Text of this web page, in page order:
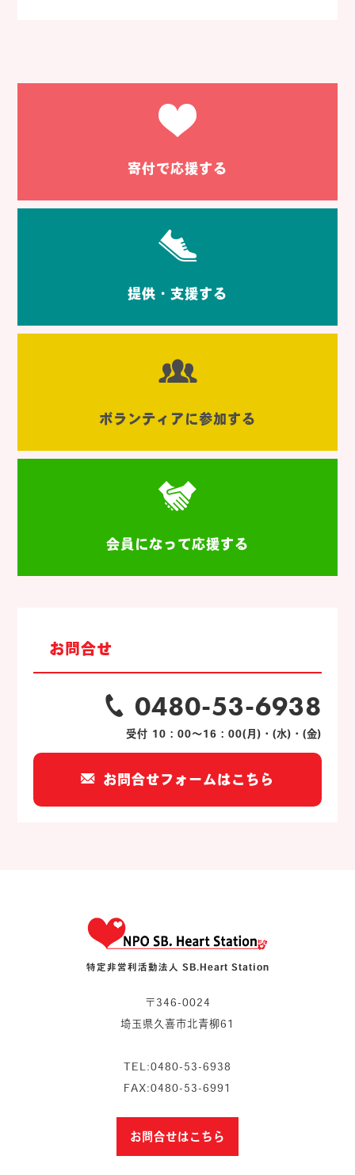
寄付で応援する
提供・支援する
ボランティアに参加する
会員になって応援する
お問合せ
0480-53-6938
受付 10：00～16：00(月)・(水)・(金)
お問合せフォームはこちら
特定非営利活動法人 SB.Heart Station
〒346-0024
埼玉県久喜市北青柳61
TEL:0480-53-6938
FAX:0480-53-6991
お問合せはこちら